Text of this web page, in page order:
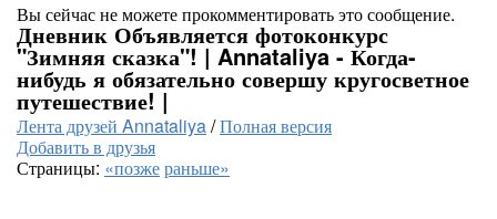
Вы сейчас не можете прокомментировать это сообщение.
Дневник Объявляется фотоконкурс
"Зимняя сказка"! | Annataliya - Когда-
нибудь я обязательно совершу кругосветное
путешествие! |
Лента друзей Annataliya/Полная версия
Добавить в друзья
Страницы: «позжераньше»